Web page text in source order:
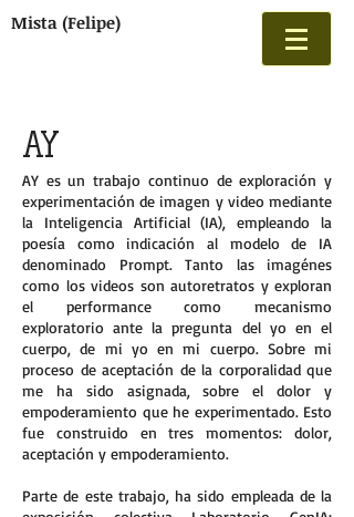
Mista (Felipe)
AY
AY es un trabajo continuo de exploración y
experimentación de imagen y video mediante
la Inteligencia Artificial (IA), empleando la
poesía como indicación al modelo de IA
denominado Prompt. Tanto las imagénes
como los videos son autoretratos y exploran
el performance como mecanismo
exploratorio ante la pregunta del yo en el
cuerpo, de mi yo en mi cuerpo. Sobre mi
proceso de aceptación de la corporalidad que
me ha sido asignada, sobre el dolor y
empoderamiento que he experimentado. Esto
fue construido en tres momentos: dolor,
aceptación y empoderamiento.
Parte de este trabajo, ha sido empleada de la